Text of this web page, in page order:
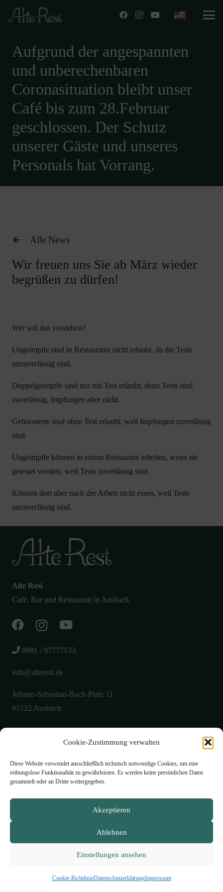
Cookie-Zustimmung verwalten
Diese Website verwendet ausschließlich technisch notwendige Cookies, um eine
reibungslose Funktionalität zu gewährleisten. Es werden keine persönlichen Daten
gesammelt oder an Dritte weitergegeben.
Akzeptieren
Ablehnen
Einstellungen ansehen
Cookie-RichtlinieDatenschutzerklärungImpressum
Aufgrund der angespannten
und unberechenbaren
Coronasituation bleibt unser
Café bis zum 28.Februar
geschlossen. Der Schutz
unserer Gäste und unseres
Personals hat Vorrang.
Alle News
Wir freuen uns Sie ab März wieder
begrüßen zu dürfen!
Wer soll das verstehen?
Ungeimpfte sind in Restaurants nicht erlaubt, da die Tests
unzuverlässig sind.
Doppelgeimpfte sind nur mit Test erlaubt, denn Tests sind
zuverlässig, Impfungen aber nicht.
Geboosterte sind ohne Test erlaubt, weil Impfungen zuverlässig
sind.
Ungeimpfte können in einem Restaurant arbeiten, wenn sie
getestet werden, weil Tests zuverlässig sind.
Können dort aber nach der Arbeit nicht essen, weil Tests
unzuverlässig sind.
Alte Resi
Café, Bar und Restaurant in Ansbach
0981 / 97777533
info@alteresi.de
Johann-Sebastian-Bach-Platz 11
91522 Ansbach
Aktuelles
Galerie
Öffnungszeiten
Datenschutzerklärung Cookie-Richtlinie (EU)